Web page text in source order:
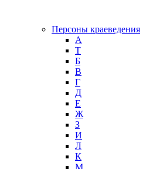
Персоны краеведения
А
T
Б
В
Г
Д
Е
Ж
З
И
Л
К
М